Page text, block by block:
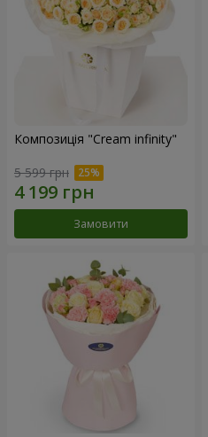
Композиція "Cream infinity"
5 599 грн
Замовити